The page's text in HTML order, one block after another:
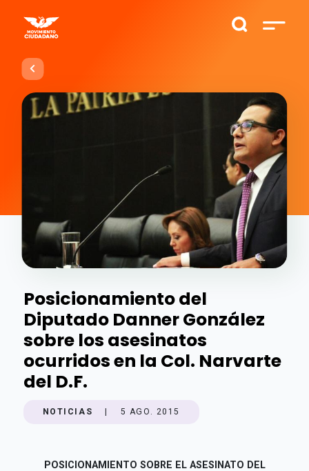
Posicionamiento del
Diputado Danner González
sobre los asesinatos
ocurridos en la Col. Narvarte
del D.F.
NOTICIAS 5 AGO. 2015
POSICIONAMIENTO SOBRE EL ASESINATO DEL